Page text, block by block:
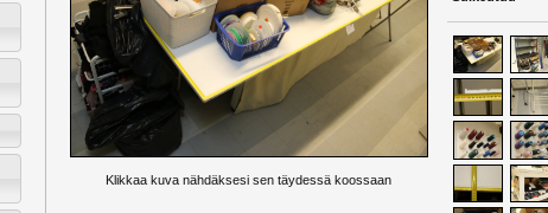
Klikkaa kuva nähdäksesi sen täydessä koossaan